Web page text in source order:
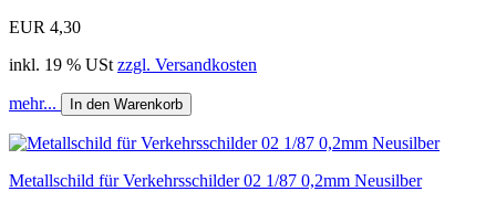
EUR 4,30
inkl. 19 % USt zzgl. Versandkosten
mehr... In den Warenkorb
Metallschild für Verkehrsschilder 02 1/87 0,2mm Neusilber